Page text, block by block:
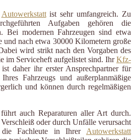
Autowerkstattist sehr umfangreich. Zu
Aufgaben gehören die
Bei modernen Fahrzeugen sind etwa
nach etwa 30000 Kilometern große
wird strikt nach den Vorgaben des
im Serviceheft aufgelistet sind. IhrKfz-
daher ihr erster Ansprechpartner für
Fahrzeugs und außerplanmäßige
und können durch regelmäßigen
auch Reparaturen aller Art durch.
oder durch Unfälle verursacht
die Fachleute in Ihrer Autowerkstatt